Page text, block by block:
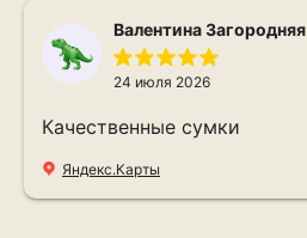
Валентина Загородняя
24 июля 2026
Качественные сумки
Яндекс.Карты